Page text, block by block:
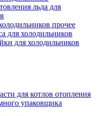
льда для
прочее
для холодильников
для холодильников
для котлов отопления
упаковщика